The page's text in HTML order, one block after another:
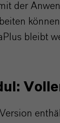
der
bleibt